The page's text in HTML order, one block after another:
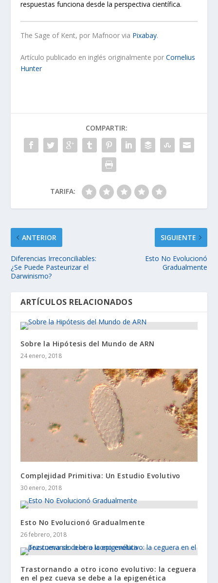
respuestas funciona desde la perspectiva científica.
The Sage of Kent, por Mafnoor via Pixabay.
Artículo publicado en inglés originalmente porCornelius
Hunter
COMPARTIR:
TARIFA:
ANTERIOR
Diferencias Irreconciliables:
¿Se Puede Pasteurizar el
Darwinismo?
SIGUIENTE
Esto No Evolucionó
Gradualmente
ARTÍCULOS RELACIONADOS
Sobre la Hipótesis del Mundo de ARN
24 enero, 2018
Complejidad Primitiva: Un Estudio Evolutivo
30 enero, 2018
Esto No Evolucionó Gradualmente
26 febrero, 2018
Trastornando a otro icono evolutivo: la ceguera
en el pez cueva se debe a la epigenética